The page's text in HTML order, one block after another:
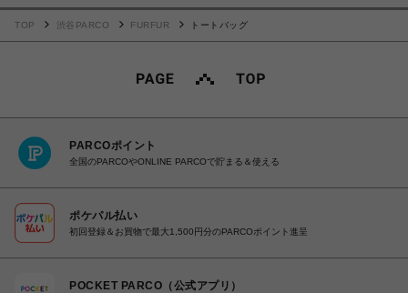
TOP 渋谷PARCO FURFUR トートバッグ
PARCOポイント
全国のPARCOやONLINE PARCOで貯まる＆使える
ポケパル払い
初回登録＆お買物で最大1,500円分のPARCOポイント進呈
POCKET PARCO（公式アプリ）